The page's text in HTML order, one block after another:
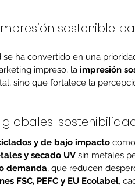
sostenible
se ha convertido en una
impreso, la impresión
sino que fortalece la
y de bajo impacto
y secado UV sin metales
demanda, que reducen
FSC, PEFC y EU Ecolabel,